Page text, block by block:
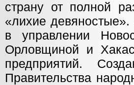
страну от полной
«лихие
в управлении
Орловщиной и
предприятий.
Правительства